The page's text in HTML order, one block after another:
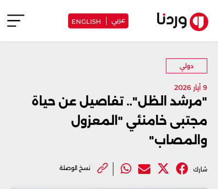
عربي ENGLISH
دولي
9 أيار 2026
"مرشد الظل".. تفاصيل عن حياة
مجتبى خامنئي "المعزول
والمصاب"
شارك نسخ الوصلة